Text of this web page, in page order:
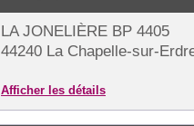
LA JONELIÈRE BP 4405
44240 La Chapelle-sur-
Afficher les détails